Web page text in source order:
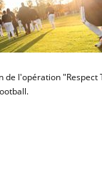
de l'opération "Respect